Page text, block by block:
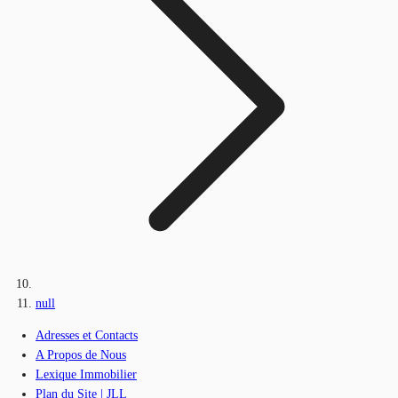
null
Adresses et Contacts
A Propos de Nous
Lexique Immobilier
Plan du Site | JLL